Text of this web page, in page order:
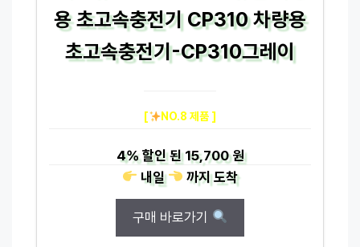
용 초고속충전기 CP310 차량용
초고속충전기-CP310그레이
[ NO.8 제품 ]
4%할인 된15,700 원
내일
까지도착
구매 바로가기